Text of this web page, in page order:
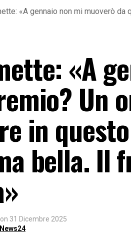
«A gennaio non mi muoverò
«A
Un
in
bella. Il
on 31 Dicembre 2025